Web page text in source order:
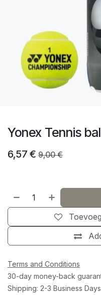
Yonex Tennis
6,57 € 9,00€
Terms and Conditions
30-day money-back
Shipping: 2-3 Business Days